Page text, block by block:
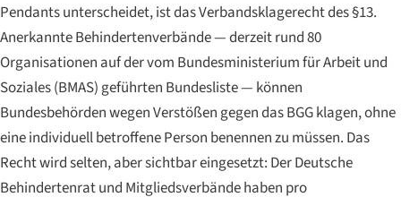
Pendants unterscheidet, ist das Verbandsklagerecht des §13.
Anerkannte Behindertenverbände — derzeit rund 80
Organisationen auf der vom Bundesministerium für Arbeit und
Soziales (BMAS) geführten Bundesliste — können
Bundesbehörden wegen Verstößen gegen das BGG klagen, ohne
eine individuell betroffene Person benennen zu müssen. Das
Recht wird selten, aber sichtbar eingesetzt: Der Deutsche
Behindertenrat und Mitgliedsverbände haben pro